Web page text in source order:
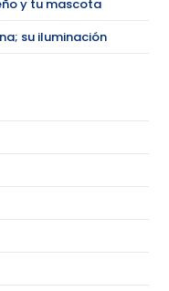
y tu mascota
su iluminación